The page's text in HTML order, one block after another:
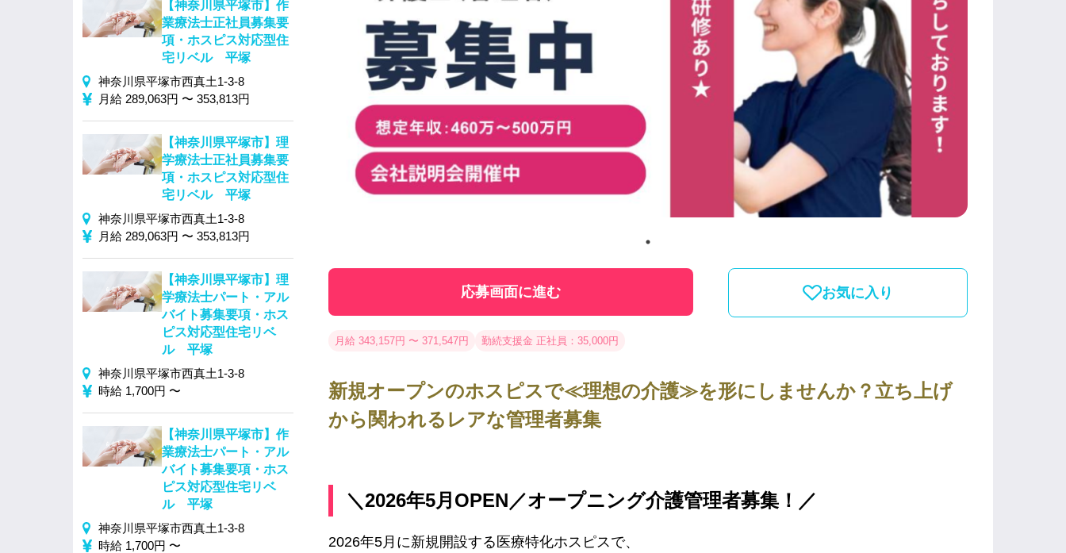
応募画面に進む お気に入り
月給 343,157円 〜 371,547円 勤続支援金 正社員：35,000円
新規オープンのホスピスで≪理想の介護≫を形にしませんか？立ち上げ
から関われるレアな管理者募集
＼2026年5月OPEN／オープニング介護管理者募集！／
2026年5月に新規開設する医療特化ホスピスで、
【神奈川県平塚市】作
業療法士正社員募集要
項・ホスピス対応型住
宅リベル 平塚
神奈川県平塚市西真土1-3-8
月給 289,063円 〜 353,813円
【神奈川県平塚市】理
学療法士正社員募集要
項・ホスピス対応型住
宅リベル 平塚
神奈川県平塚市西真土1-3-8
月給 289,063円 〜 353,813円
【神奈川県平塚市】理
学療法士パート・アル
バイト募集要項・ホス
ピス対応型住宅リベ
ル 平塚
神奈川県平塚市西真土1-3-8
時給 1,700円 〜
【神奈川県平塚市】作
業療法士パート・アル
バイト募集要項・ホス
ピス対応型住宅リベ
ル 平塚
神奈川県平塚市西真土1-3-8
時給 1,700円 〜